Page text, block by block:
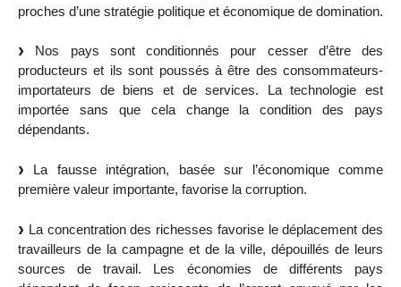
proches d’une stratégie politique et économique de domination.
Nos pays sont conditionnés pour cesser d’être des
producteurs et ils sont poussés à être des consommateurs-
importateurs de biens et de services. La technologie est
importée sans que cela change la condition des pays
dépendants.
La fausse intégration, basée sur l’économique comme
première valeur importante, favorise la corruption.
La concentration des richesses favorise le déplacement des
travailleurs de la campagne et de la ville, dépouillés de leurs
sources de travail. Les économies de différents pays